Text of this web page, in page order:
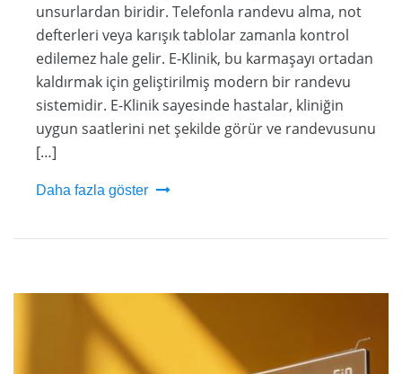
unsurlardan biridir. Telefonla randevu alma, not
defterleri veya karışık tablolar zamanla kontrol
edilemez hale gelir. E-Klinik, bu karmaşayı ortadan
kaldırmak için geliştirilmiş modern bir randevu
sistemidir. E-Klinik sayesinde hastalar, kliniğin
uygun saatlerini net şekilde görür ve randevusunu
[…]
Daha fazla göster